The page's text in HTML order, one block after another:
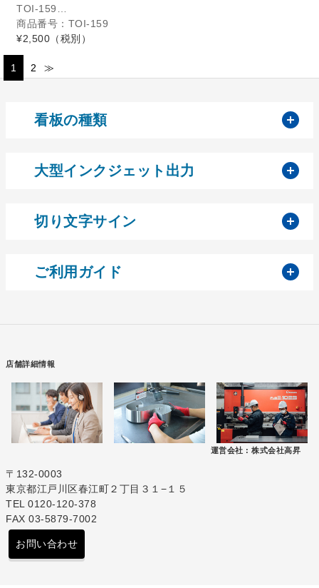
TOI-159…
商品番号：TOI-159
¥2,500 （税別）
1 2 ≫
看板の種類
大型インクジェット出力
切り文字サイン
ご利用ガイド
店舗詳細情報
運営会社 : 株式会社高昇
〒132-0003
東京都江戸川区春江町２丁目３１−１５
TEL 0120-120-378
FAX 03-5879-7002
お問い合わせ